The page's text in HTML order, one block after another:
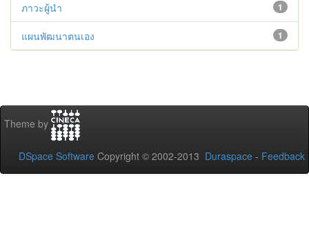
1
ภาวะผู้นำ
1
แผนพัฒนาตนเอง
Theme by
DSpace Software Copyright © 2002-2013 Duraspace - Feedback